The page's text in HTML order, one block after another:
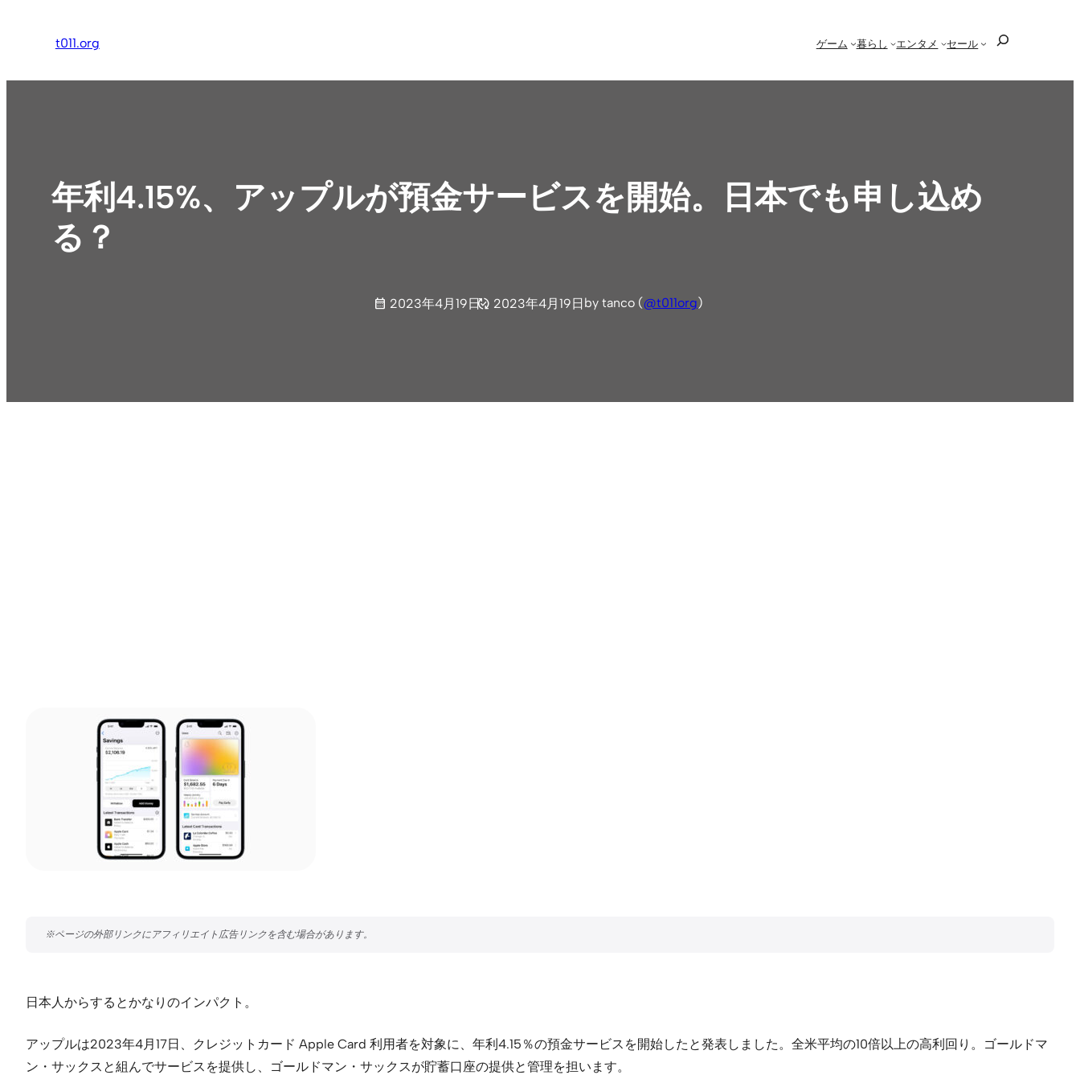
ス
t011.org ゲーム 暮らし エンタメ セール
年利4.15%、アップルが預金サービスを開始。日本でも申し込め
る？
2023年4月19日 2023年4月19日 by tanco (@t011org)
日本人からするとかなりのインパクト。
アップルは2023年4月17日、クレジットカード Apple Card 利用者を対象に、年利4.15％の預金サービスを開始したと発表しました。全米平均の10倍以上の高利回り。ゴールドマ
ン・サックスと組んでサービスを提供し、ゴールドマン・サックスが貯蓄口座の提供と管理を担います。